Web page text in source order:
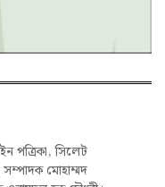
পত্রিকা, সিলেট
সম্পাদক মোহাম্মদ